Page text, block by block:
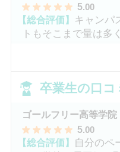
5.00
【総合評価】 キャンパ
トもそこまで量は多
卒業生の口コ
ゴールフリー高等学院
5.00
【総合評価】 自分のペ